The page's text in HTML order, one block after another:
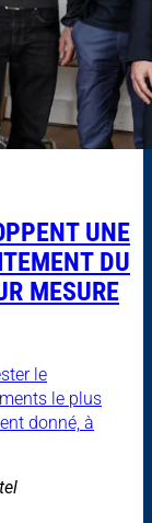
UNE
DU
MESURE
le
le plus
donné, à